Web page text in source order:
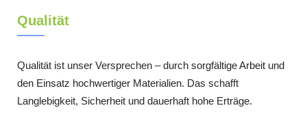
Qualität
Qualität ist unser Versprechen – durch sorgfältige Arbeit und
den Einsatz hochwertiger Materialien. Das schafft
Langlebigkeit, Sicherheit und dauerhaft hohe Erträge.